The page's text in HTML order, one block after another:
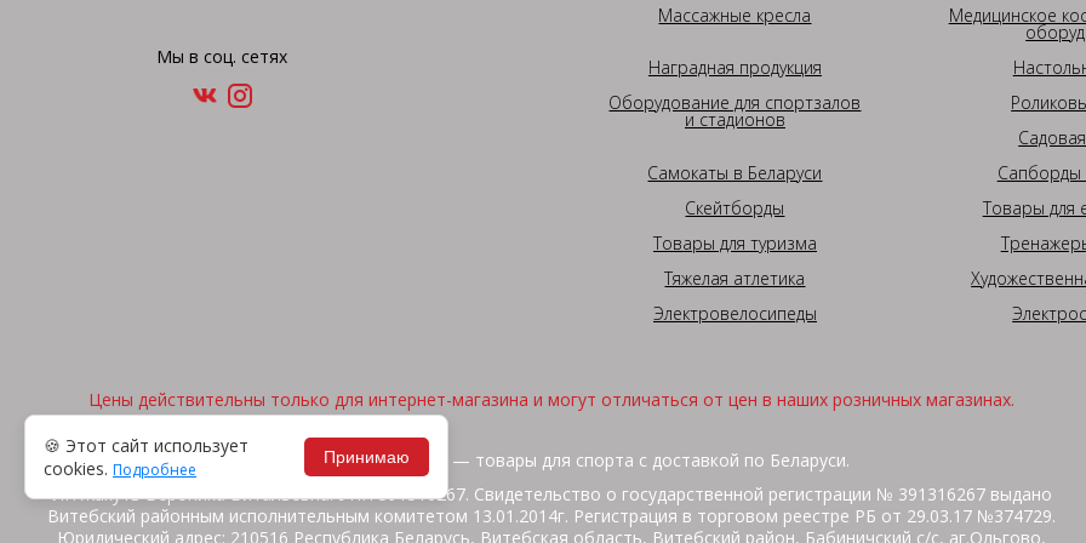
Мы в соц. сетях
Массажные кресла Медицинское
Наградная продукция
Оборудование для спортзалов
и стадионов
Самокаты в Беларуси
Сапборды
Скейтборды
Товары для
Товары для туризма
Тяжелая атлетика
Электровелосипеды
Цены действительны только для интернет-магазина и могут отличаться от цен в наших розничных магазинах.
2026, © "Арена спорта" — товары для спорта с доставкой по Беларуси.
ИП Жакуть Вероника Витальевна. УНП 391316267. Свидетельство о государственной регистрации № 391316267 выдано
Витебский районным исполнительным комитетом 13.01.2014г. Регистрация в торговом реестре РБ от 29.03.17 №374729.
Юридический адрес: 210516 Республика Беларусь, Витебская область, Витебский район, Бабиничский с/с, аг.Ольгово,
🍪 Этот сайт использует
cookies. Подробнее
Принимаю